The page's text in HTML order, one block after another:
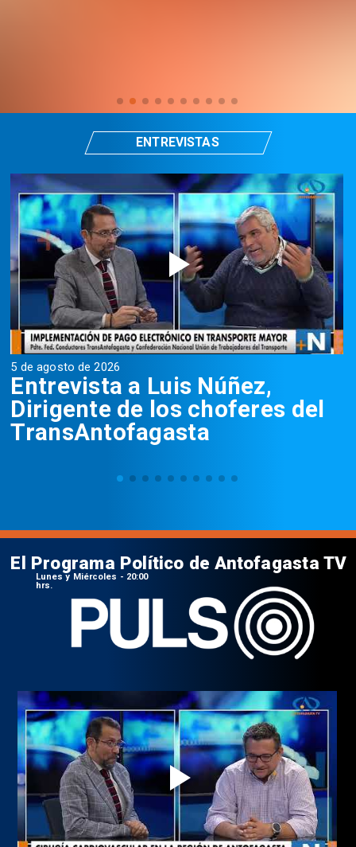
5 de agosto de 2026
Entrevista a Luis Núñez,
Dirigente de los choferes del
TransAntofagasta
ENTREVISTAS
El Programa Político de Antofagasta TV
Lunes y Miércoles - 20:00
hrs.